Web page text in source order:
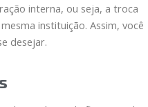
interna, ou seja, a troca
instituição. Assim, você
desejar.